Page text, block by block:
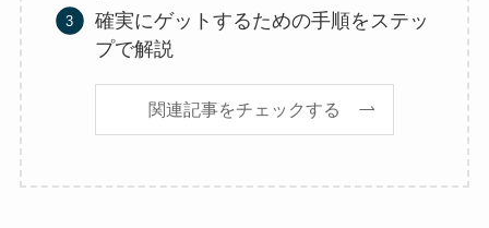
確実にゲットするための手順をステッ
プで解説
関連記事をチェックする